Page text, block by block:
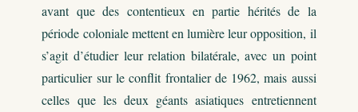
avant que des contentieux en partie hérités de la
période coloniale mettent en lumière leur opposition, il
s’agit d’étudier leur relation bilatérale, avec un point
particulier sur le conflit frontalier de 1962, mais aussi
celles que les deux géants asiatiques entretiennent